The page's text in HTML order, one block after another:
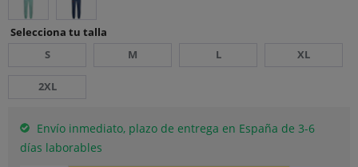
Selecciona tu talla
S
M L XL
2XL
Envío inmediato, plazo de entrega en España de 3-6
días laborables